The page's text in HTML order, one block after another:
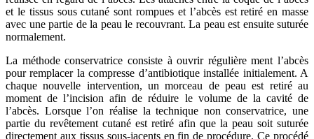
et le tissus sous cutané sont rompues et l’abcès est retiré en masse
avec une partie de la peau le recouvrant. La peau est ensuite suturée
normalement.
La méthode conservatrice consiste à ouvrir régulière ment l’abcès
pour remplacer la compresse d’antibiotique installée initialement. A
chaque nouvelle intervention, un morceau de peau est retiré au
moment de l’incision afin de réduire le volume de la cavité de
l’abcès. Lorsque l’on réalise la technique non conservatrice, une
partie du revêtement cutané est retiré afin que la peau soit suturée
directement aux tissus sous-jacents en fin de procédure. Ce procédé